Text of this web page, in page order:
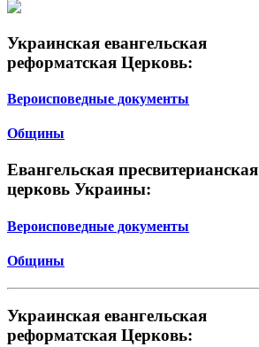
Украинская евангельская
реформатская Церковь:
Вероисповедные документы
Общины
Евангельская пресвитерианская
церковь Украины:
Вероисповедные документы
Общины
Украинская евангельская
реформатская Церковь: